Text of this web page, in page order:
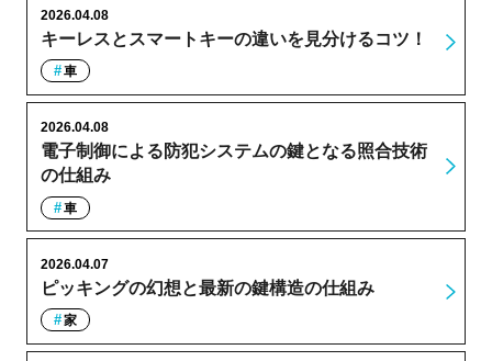
キーレスとスマートキーの違いを見分けるコツ！
2026.04.08
車
電子制御による防犯システムの鍵となる照合技術
の仕組み
2026.04.08
車
ピッキングの幻想と最新の鍵構造の仕組み
2026.04.07
家